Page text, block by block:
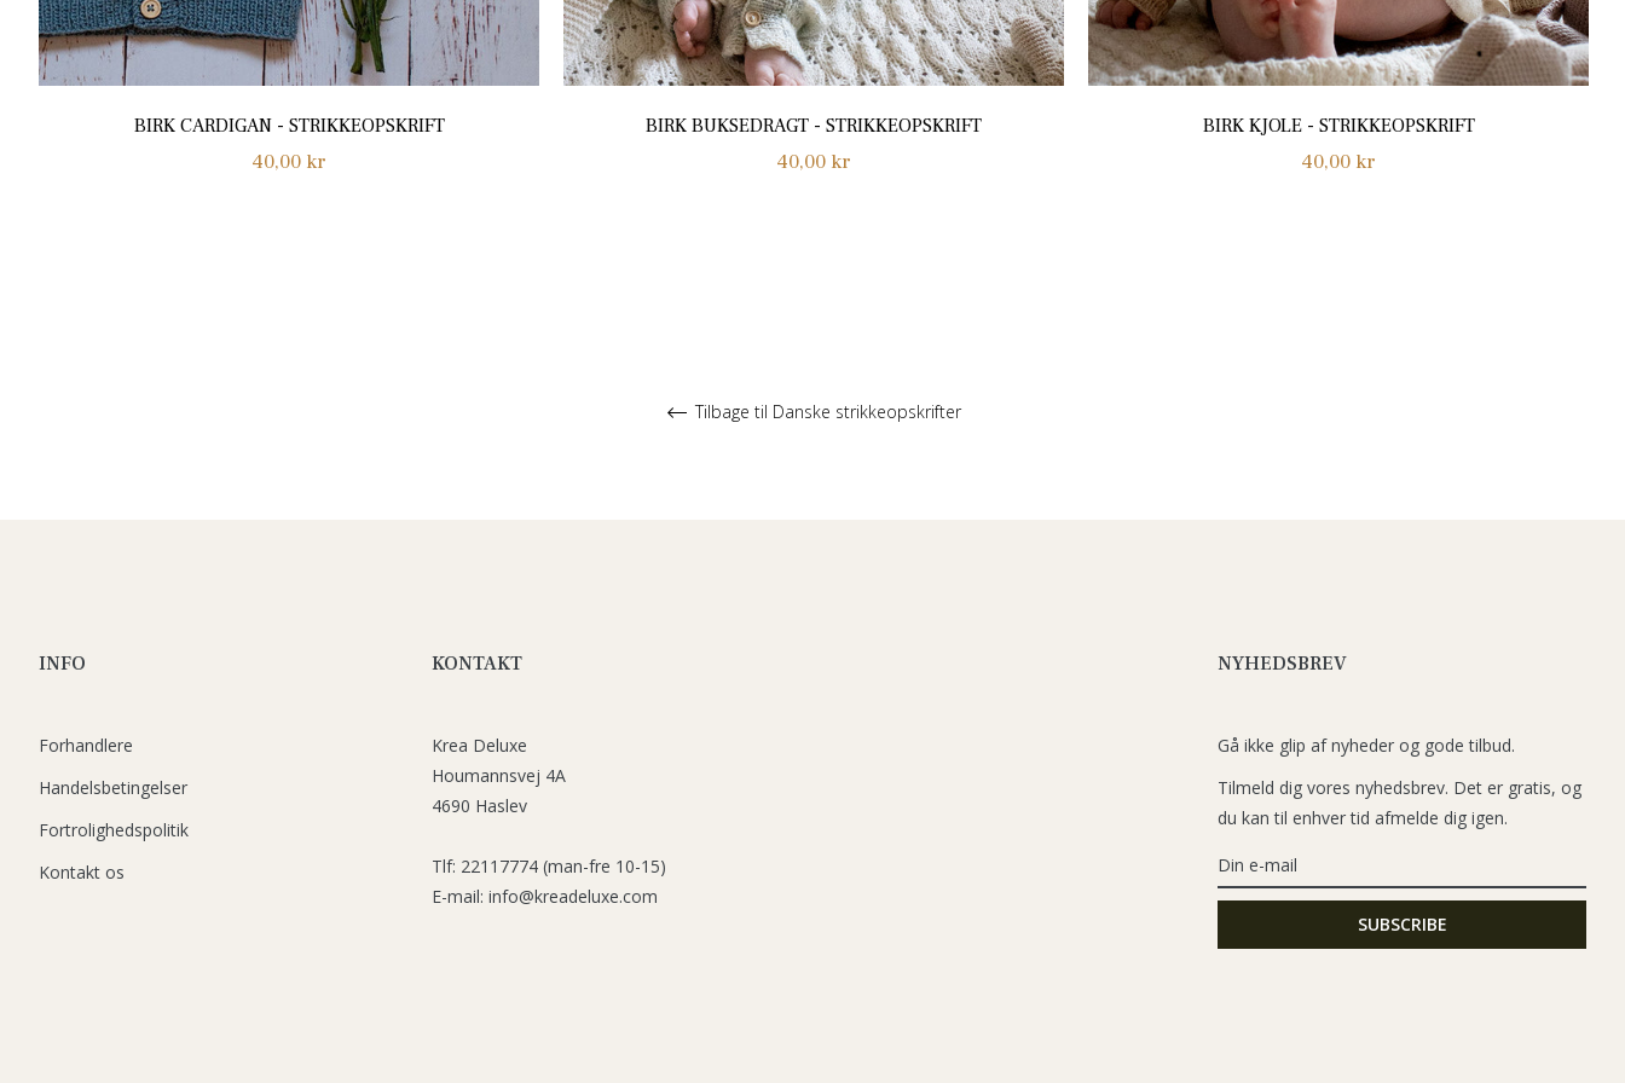
BIRK CARDIGAN - STRIKKEOPSKRIFT
Normalpris
40,00 kr
BIRK BUKSEDRAGT - STRIKKEOPSKRIFT
Normalpris
40,00 kr
BIRK KJOLE - STRIKKEOPSKRIFT
Normalpris
40,00 kr
Tilbage til Danske strikkeopskrifter
INFO
Forhandlere
Handelsbetingelser
Fortrolighedspolitik
Kontakt os
KONTAKT
Krea Deluxe
Houmannsvej 4A
4690 Haslev
Tlf: 22117774 (man-fre 10-15)
E-mail: info@kreadeluxe.com
NYHEDSBREV
Gå ikke glip af nyheder og gode tilbud.
Tilmeld dig vores nyhedsbrev. Det er gratis, og
du kan til enhver tid afmelde dig igen.